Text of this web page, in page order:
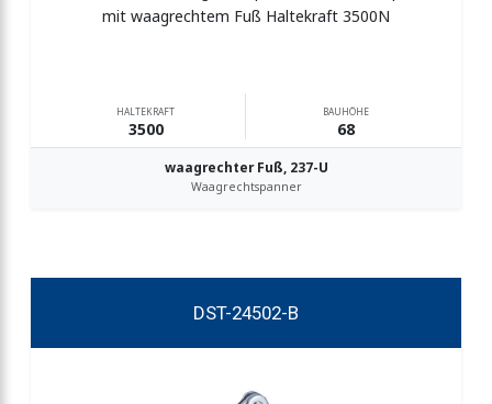
HALTEKRAFT
3500
BAUHÖHE
68
waagrechter Fuß, 237-U
Waagrechtspanner
DST-24502-B